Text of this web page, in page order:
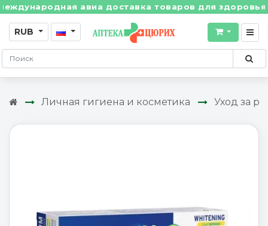
авиа доставка товаров для здоровья
RUB
Личная гигиена и косметика Уход за